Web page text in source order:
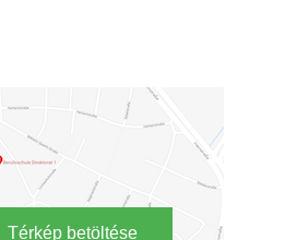
Térkép betöltése